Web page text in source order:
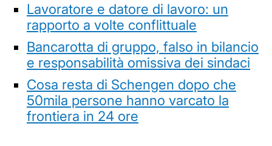
Lavoratore e datore di lavoro: un
rapporto a volte conflittuale
Bancarotta di gruppo, falso in bilancio
e responsabilità omissiva dei sindaci
Cosa resta di Schengen dopo che
50mila persone hanno varcato la
frontiera in 24 ore